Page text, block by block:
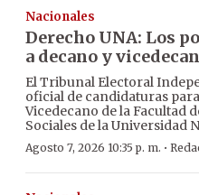
Nacionales
Derecho UNA: Los
a decano y
El Tribunal Electoral
oficial de candidaturas
Vicedecano de la Facultad
Sociales de la Universidad
Agosto 7, 2026 10:35 p. m. ·